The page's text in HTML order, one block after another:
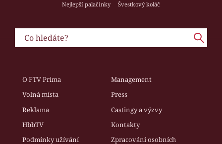
Nejlepší palačinky
Švestkový koláč
O FTV Prima
Management
Volná místa
Press
Reklama
Castingy a výzvy
HbbTV
Kontakty
Podmínky užívání
Zpracování osobních